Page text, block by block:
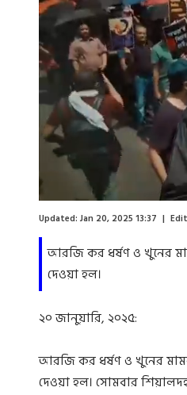
আরজি কর ধর্ষণ ও খুনের
দেওয়া হল।
Updated: Jan 20, 2025 13:37 |
Loaded
২০ জানুয়ারি, ২০২৫:
আরজি কর ধর্ষণ ও খুনের
দেওয়া হল। সোমবার